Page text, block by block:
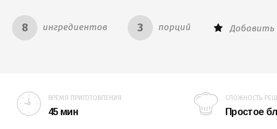
8 ингредиентов 3 порций Добавить
ВРЕМЯ ПРИГОТОВЛЕНИЯ
45 мин
СЛОЖНОСТЬ
Простое